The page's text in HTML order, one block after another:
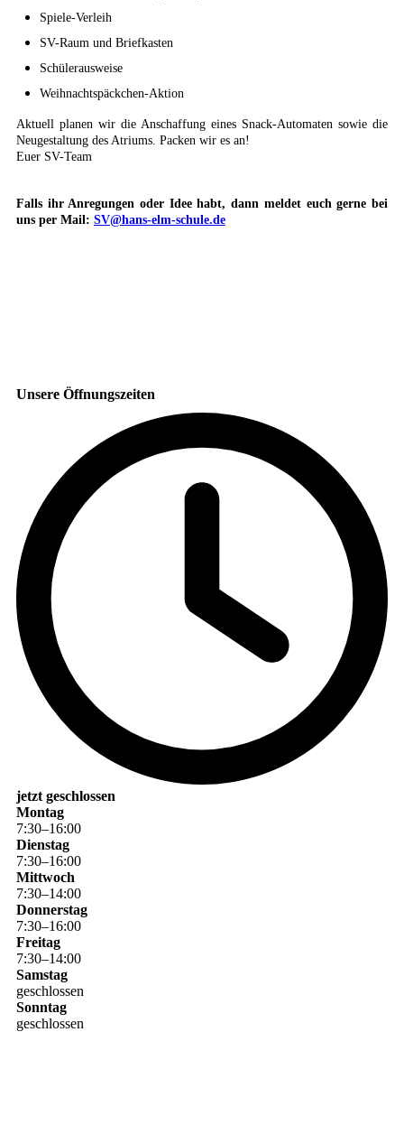
Spiele-Verleih
SV-Raum und Briefkasten
Schülerausweise
Weihnachtspäckchen-Aktion
Aktuell planen wir die Anschaffung eines Snack-Automaten sowie die
Neugestaltung des Atriums. Packen wir es an!
Euer SV-Team
Falls ihr Anregungen oder Idee habt, dann meldet euch gerne bei
uns per Mail: SV@hans-elm-schule.de
Unsere Öffnungszeiten
jetzt geschlossen
Montag
7:30–16:00
Dienstag
7:30–16:00
Mittwoch
7:30–14:00
Donnerstag
7:30–16:00
Freitag
7:30–14:00
Samstag
geschlossen
Sonntag
geschlossen